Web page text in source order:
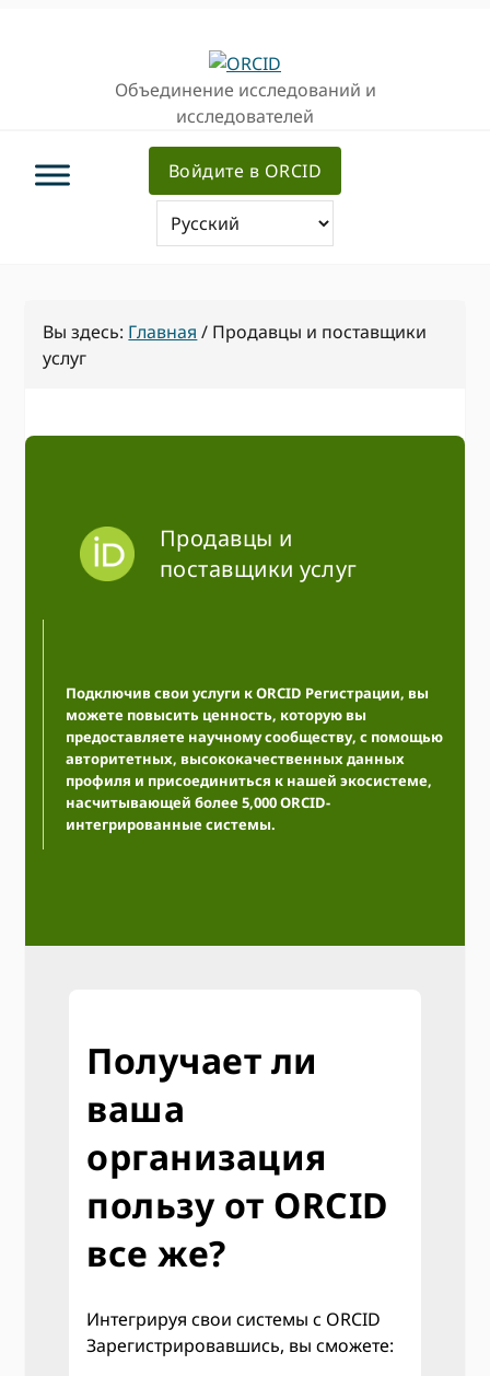
Объединение исследований и
исследователей
Войдите в ORCID
Вы здесь: Главная / Продавцы и поставщики
услуг
Продавцы и
поставщики услуг
Подключив свои услуги к ORCID Регистрации, вы
можете повысить ценность, которую вы
предоставляете научному сообществу, с помощью
авторитетных, высококачественных данных
профиля и присоединиться к нашей экосистеме,
насчитывающей более 5,000 ORCID-
интегрированные системы.
Получает ли
ваша
организация
пользу от ORCID
все же?
Интегрируя свои системы с ORCID
Зарегистрировавшись, вы сможете: